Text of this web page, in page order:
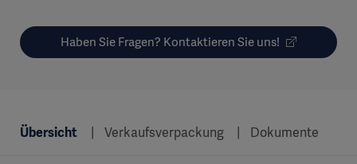
Haben Sie Fragen? Kontaktieren Sie uns!
Übersicht Verkaufsverpackung Dokumente